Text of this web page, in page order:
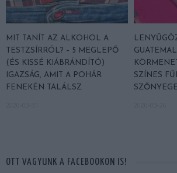
MIT TANÍT AZ ALKOHOL A
TESTZSÍRRÓL? – 5 MEGLEPŐ
(ÉS KISSÉ KIÁBRÁNDÍTÓ)
IGAZSÁG, AMIT A POHÁR
FENEKÉN TALÁLSZ
SZÍNES
OTT VAGYUNK A FACEBOOKON IS!